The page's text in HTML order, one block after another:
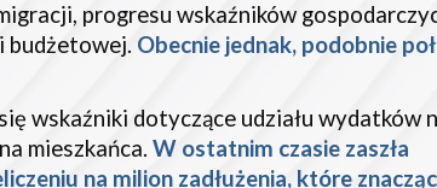
progresu wskaźników
budżetowej. Obecnie jednak, podobnie
wskaźniki dotyczące udziału wydatków
mieszkańca. W ostatnim czasie zaszła
na milion zadłużenia, które